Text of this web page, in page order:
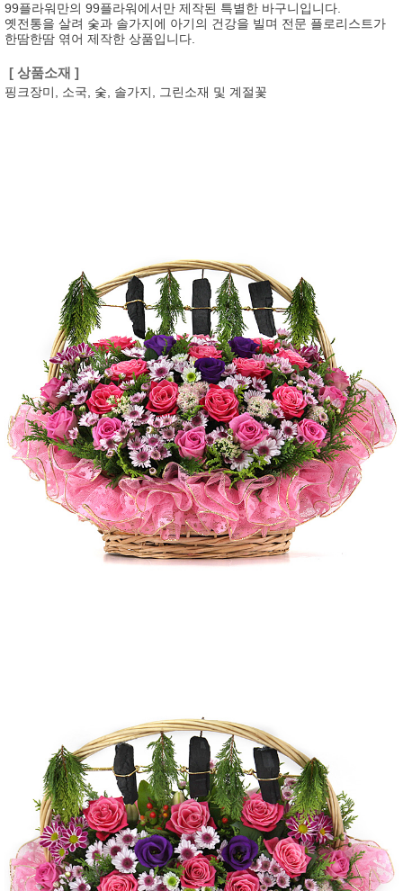
99플라워만의 99플라워에서만 제작된 특별한 바구니입니다.
옛전통을 살려 숯과 솔가지에 아기의 건강을 빌며 전문 플로리스트가
한땀한땀 엮어 제작한 상품입니다.
[ 상품소재 ]
핑크장미, 소국, 숯, 솔가지, 그린소재 및 계절꽃